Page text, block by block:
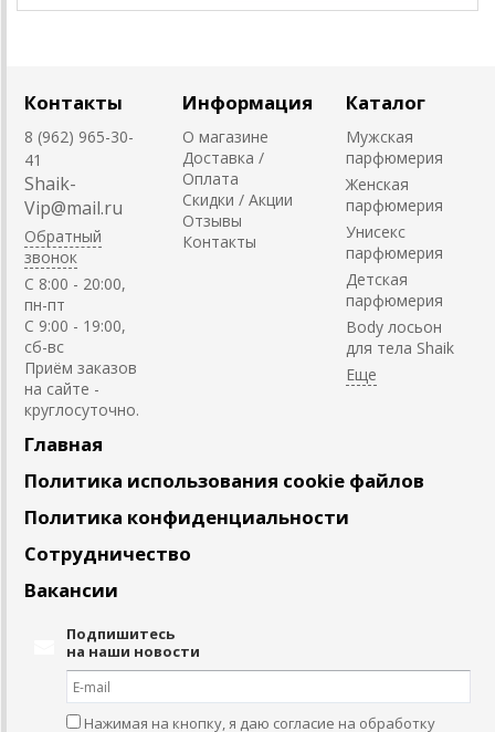
Контакты
8 (962) 965-30-
41
Shaik-
Vip@mail.ru
Обратный
звонок
C 8:00 - 20:00,
пн-пт
С 9:00 - 19:00,
сб-вс
Приём заказов
на сайте -
круглосуточно.
Информация
О магазине
Доставка /
Оплата
Скидки / Акции
Отзывы
Контакты
Каталог
Мужская
парфюмерия
Женская
парфюмерия
Унисекс
парфюмерия
Детская
парфюмерия
Body лосьон
для тела Shaik
Главная
Политика использования cookie файлов
Политика конфиденциальности
Сотрудничество
Вакансии
Подпишитесь
на наши новости
Нажимая на кнопку, я даю согласие на обработку